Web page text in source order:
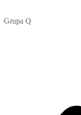
Grupa Q